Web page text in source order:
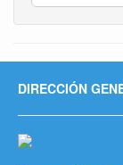
DIRECCIÓN